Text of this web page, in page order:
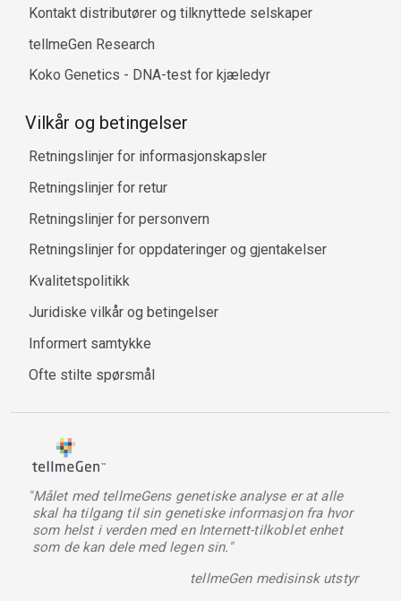
Kontakt distributører og tilknyttede selskaper
tellmeGen Research
Koko Genetics - DNA-test for kjæledyr
Vilkår og betingelser
Retningslinjer for informasjonskapsler
Retningslinjer for retur
Retningslinjer for personvern
Retningslinjer for oppdateringer og gjentakelser
Kvalitetspolitikk
Juridiske vilkår og betingelser
Informert samtykke
Ofte stilte spørsmål
"Målet med tellmeGens genetiske analyse er at alle
skal ha tilgang til sin genetiske informasjon fra hvor
som helst i verden med en Internett-tilkoblet enhet
som de kan dele med legen sin."
tellmeGen medisinsk utstyr